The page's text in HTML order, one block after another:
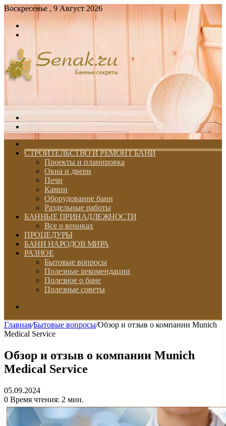
Воскресенье , 9 Август 2026
Войти
skin
СТРОИТЕЛЬСТВО И РЕМОНТ БАНИ
Проекты и планировка
Окна и двери
Печи
Камни
Оборудование бани
Раздельные работы
БАННЫЕ ПРИНАДЛЕЖНОСТИ
Все о вениках
ПРОЦЕДУРЫ
БАНИ НАРОДОВ МИРА
РАЗНОЕ
Бытовые вопросы
Полезные рекомендации
Полезное о бане
Полезные советы
Главная/Бытовые вопросы/Обзор и отзыв о компании Munich
Medical Service
Обзор и отзыв о компании Munich
Medical Service
05.09.2024
0 Время чтения: 2 мин.